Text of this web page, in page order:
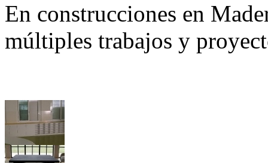
En construcciones en
múltiples trabajos y